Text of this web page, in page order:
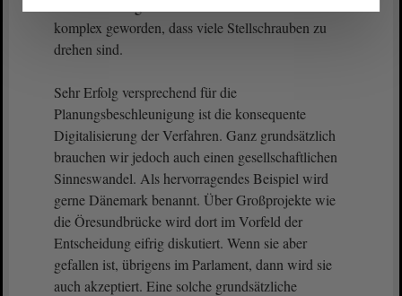
komplex geworden, dass viele Stellschrauben zu
drehen sind.
Sehr Erfolg versprechend für die
Planungsbeschleunigung ist die konsequente
Digitalisierung der Verfahren. Ganz grundsätzlich
brauchen wir jedoch auch einen gesellschaftlichen
Sinneswandel. Als hervorragendes Beispiel wird
gerne Dänemark benannt. Über Großprojekte wie
die Öresundbrücke wird dort im Vorfeld der
Entscheidung eifrig diskutiert. Wenn sie aber
gefallen ist, übrigens im Parlament, dann wird sie
auch akzeptiert. Eine solche grundsätzliche